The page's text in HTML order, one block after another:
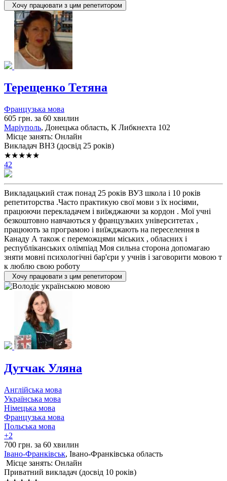
Хочу працювати з цим репетитором
Терещенко Тетяна
Французька мова
605 грн. за 60 хвилин
Маріуполь, Донецька область, К Либкнехта 102
Місце занять: Онлайн
Викладач ВНЗ (досвід 25 років)
★★★★★
42
Викладацький стаж понад 25 років ВУЗ школа і 10 років
репетиторства .Часто практикую свої мови з їх носіями,
працюючи перекладачем і виїжджаючи за кордон . Мої учні
безкоштовно навчаються у французьких університетах ,
працюють за програмою і виїжджають на переселення в
Канаду А також є переможцями міських , обласних і
республіканських олімпіад Моя сильна сторона допомагаю
зняти мовні психологічні бар'єри у учнів і заговорити мовою т
к люблю свою роботу
Хочу працювати з цим репетитором
Дутчак Уляна
Англійська мова
Українська мова
Німецька мова
Французька мова
Польська мова
+2
700 грн. за 60 хвилин
Івано-Франківськ, Івано-Франківська область
Місце занять: Онлайн
Приватний викладач (досвід 10 років)